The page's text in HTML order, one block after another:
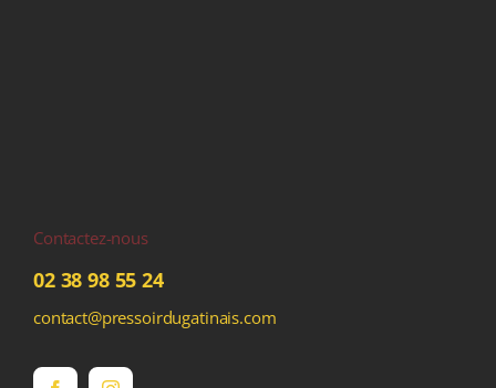
Contactez-nous
02 38 98 55 24
contact@pressoirdugatinais.com